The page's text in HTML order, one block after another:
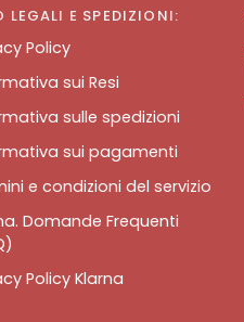
LEGALI E SPEDIZIONI:
Policy
sui Resi
sulle spedizioni
sui pagamenti
e condizioni del servizio
Domande Frequenti
Policy Klarna